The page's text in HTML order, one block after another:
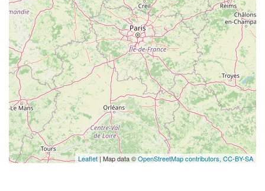
Leaflet| Map data ©OpenStreetMap contributors, CC-BY-SA